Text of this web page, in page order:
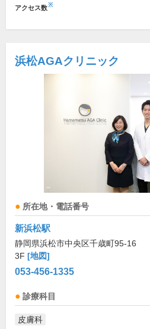
アクセス数※
浜松AGAクリニック
所在地・電話番号
新浜松駅
静岡県浜松市中央区千歳町95-16
3F [地図]
053-456-1335
診療科目
皮膚科